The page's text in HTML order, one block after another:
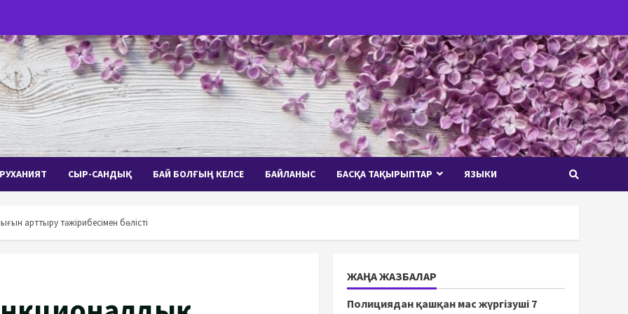
РУХАНИЯТ СЫР-САНДЫҚ БАЙ БОЛҒЫҢ КЕЛСЕ БАЙЛАНЫС БАСҚА ТАҚЫРЫПТАР ЯЗЫКИ
арттыру тәжірибесімен бөлісті
ЖАҢА ЖАЗБАЛАР
Полициядан қашқан мас жүргізуші 7